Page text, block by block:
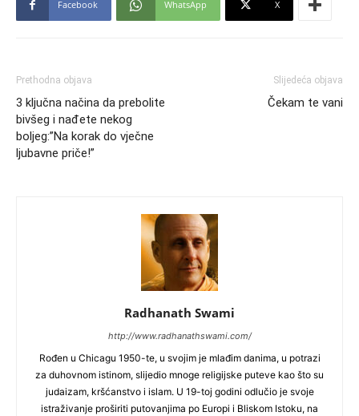
Facebook WhatsApp X
Prethodna objava
3 ključna načina da prebolite
bivšeg i nađete nekog
boljeg:”Na korak do vječne
ljubavne priče!”
Slijedeća objava
Čekam te vani
Radhanath Swami
http://www.radhanathswami.com/
Rođen u Chicagu 1950-te, u svojim je mlađim danima, u potrazi
za duhovnom istinom, slijedio mnoge religijske puteve kao što su
judaizam, kršćanstvo i islam. U 19-toj godini odlučio je svoje
istraživanje proširiti putovanjima po Europi i Bliskom Istoku, na